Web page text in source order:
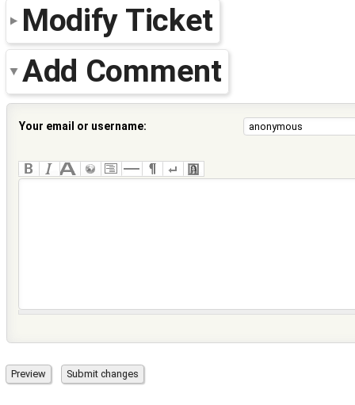
Modify Ticket
Add Comment
Your email or username: